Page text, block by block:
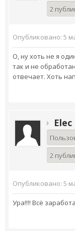
2
Опубликовано: 5
О, ну хоть не я
так и не
отвечает. Хоть
Elec
2
Опубликовано: 5
Ура!!!! Всё